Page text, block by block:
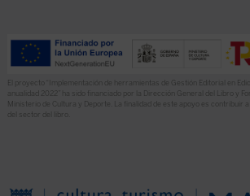
El proyecto “Implementación de herramientas de Gestión Editorial en
anualidad 2022” ha sido financiado por la Dirección General del Libro y
Ministerio de Cultura y Deporte. La finalidad de este apoyo es contribuir
del sector del libro.